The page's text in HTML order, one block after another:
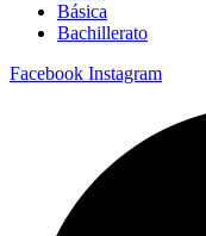
Básica
Bachillerato
Facebook Instagram